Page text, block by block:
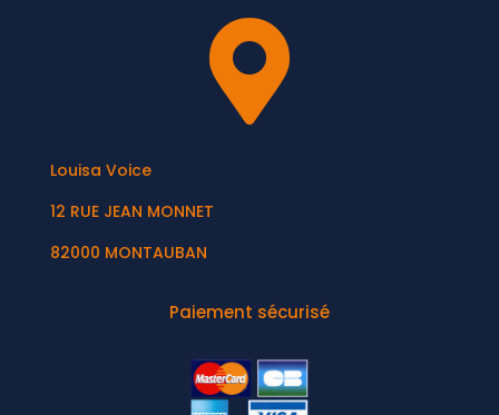

Louisa Voice
12 RUE JEAN MONNET
82000 MONTAUBAN
Paiement sécurisé